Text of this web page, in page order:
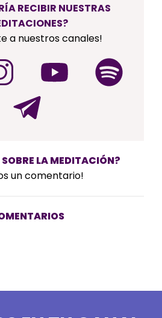
RECIBIR NUESTRAS
a nuestros canales!
LA MEDITACIÓN?
un comentario!